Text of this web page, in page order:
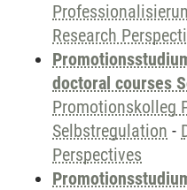
Research
doctoral courses
Promotionskolleg
Selbstregulation -
Perspectives